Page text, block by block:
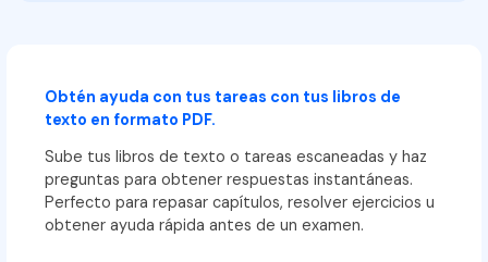
Obtén ayuda con tus tareas con tus libros de
texto en formato PDF.
Sube tus libros de texto o tareas escaneadas y haz
preguntas para obtener respuestas instantáneas.
Perfecto para repasar capítulos, resolver ejercicios u
obtener ayuda rápida antes de un examen.